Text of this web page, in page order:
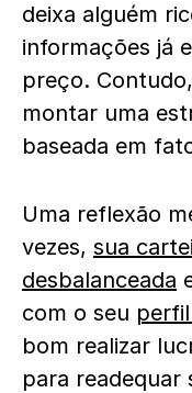
deixa alguém
informações já
preço.
montar uma
baseada em
Uma reflexão
vezes, sua
desbalanceada
com o seu
bom realizar
para readequar